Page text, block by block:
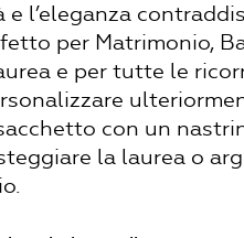
e l’eleganza
per Matrimonio,
e per tutte le
con un
la laurea o